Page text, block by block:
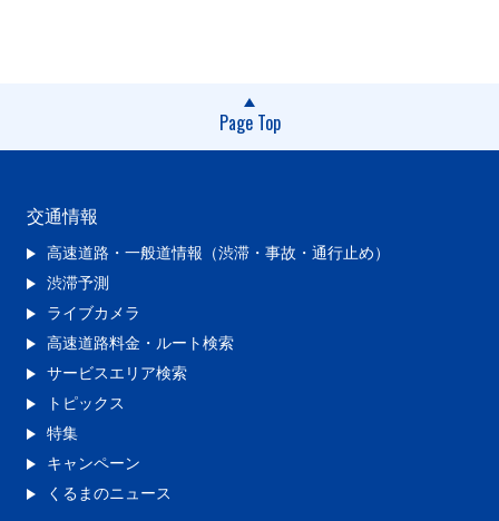
Page Top
交通情報
高速道路・一般道情報（渋滞・事故・通行止め）
渋滞予測
ライブカメラ
高速道路料金・ルート検索
サービスエリア検索
トピックス
特集
キャンペーン
くるまのニュース